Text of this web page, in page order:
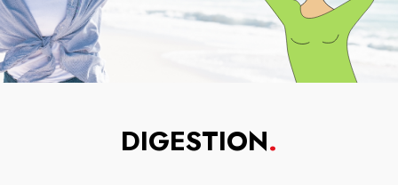
DIGESTION.